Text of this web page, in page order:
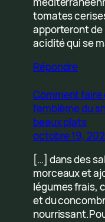
tomates
apporteront de
acidité qui se
Répondre
Comment faire
l’emblème du
beaux plats
octobre 19,
[…] dans des
morceaux et
légumes frais,
et du